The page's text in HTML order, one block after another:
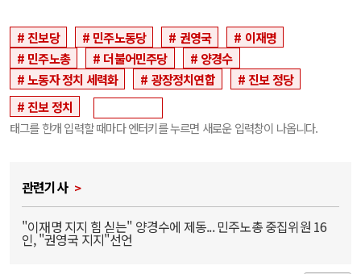
진보당 민주노동당 권영국
이재명
민주노총
더불어민주당
양경수
노동자 정치 세력화
광장정치연합
진보 정당
진보 정치
태그를 한개 입력할 때마다 엔터키를 누르면 새로운 입력창이 나옵니다.
관련기사
"이재명 지지 힘 싣는" 양경수에 제동... 민주노총 중집위원 16
인, "권영국 지지"선언